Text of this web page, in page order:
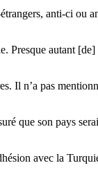
anti-ci ou
Presque autant
Il n’a pas
que son pays
avec la